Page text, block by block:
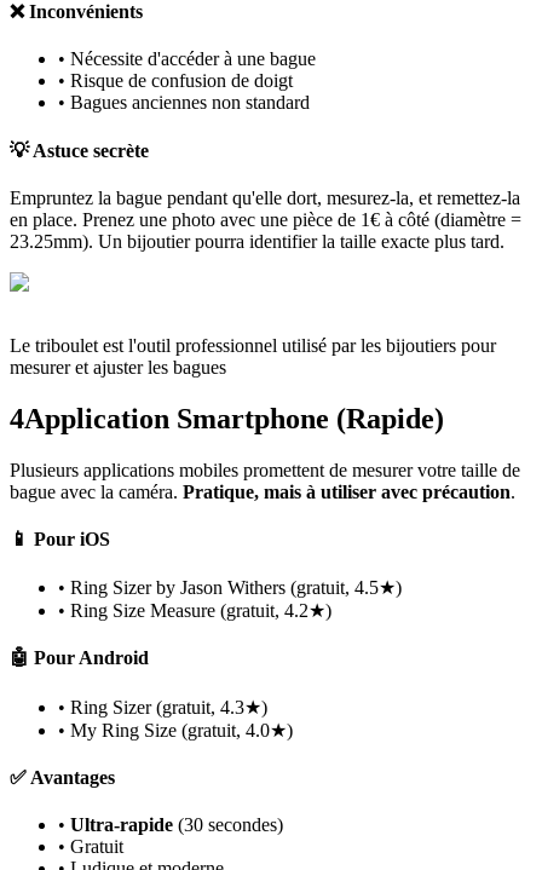
❌ Inconvénients
• Nécessite d'accéder à une bague
• Risque de confusion de doigt
• Bagues anciennes non standard
💡 Astuce secrète
Empruntez la bague pendant qu'elle dort, mesurez-la, et remettez-la
en place. Prenez une photo avec une pièce de 1€ à côté (diamètre =
23.25mm). Un bijoutier pourra identifier la taille exacte plus tard.
Le triboulet est l'outil professionnel utilisé par les bijoutiers pour
mesurer et ajuster les bagues
4Application Smartphone (Rapide)
Plusieurs applications mobiles promettent de mesurer votre taille de
bague avec la caméra. Pratique, mais à utiliser avec précaution.
📱 Pour iOS
• Ring Sizer by Jason Withers (gratuit, 4.5★)
• Ring Size Measure (gratuit, 4.2★)
🤖 Pour Android
• Ring Sizer (gratuit, 4.3★)
• My Ring Size (gratuit, 4.0★)
✅ Avantages
• Ultra-rapide (30 secondes)
• Gratuit